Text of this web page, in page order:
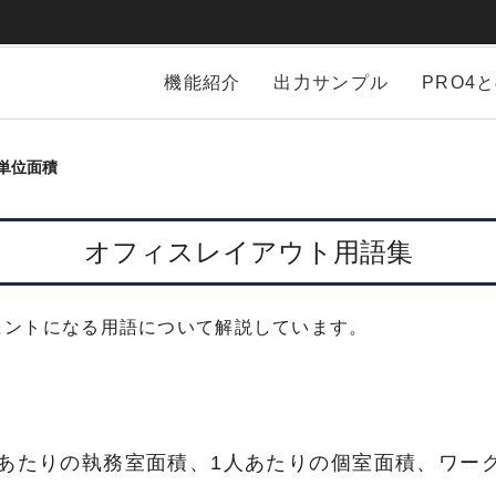
機能紹介 出力サンプル PRO4
位面積
オフィスレイアウト用語集
トになる用語について解説しています。
たりの執務室面積、1人あたりの個室面積、ワー